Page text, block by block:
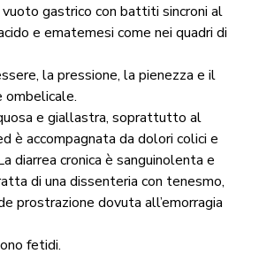
vuoto gastrico con battiti sincroni al
e ematemesi come nei quadri di
la pressione, la pienezza e il
ombelicale.
e giallastra, soprattutto al
è accompagnata da dolori colici e
diarrea cronica è sanguinolenta e
di una dissenteria con tenesmo,
prostrazione dovuta all’emorragia
fetidi.